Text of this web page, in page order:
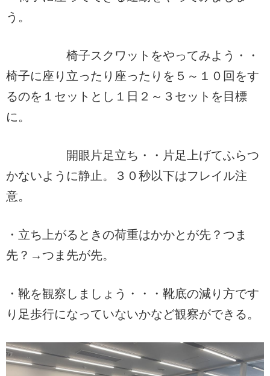
う。
椅子スクワットをやってみよう・・
椅子に座り立ったり座ったりを５～１０回をす
るのを１セットとし１日２～３セットを目標
に。
開眼片足立ち・・片足上げてふらつ
かないように静止。３０秒以下はフレイル注
意。
・立ち上がるときの荷重はかかとが先？つま
先？→つま先が先。
・靴を観察しましょう・・・靴底の減り方です
り足歩行になっていないかなど観察ができる。